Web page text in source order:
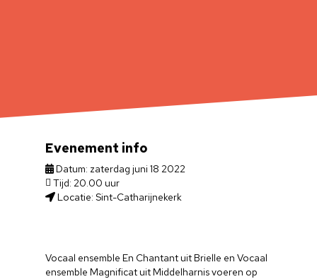
Vocaal ensemble En Chantant uit Brielle en Vocaal
ensemble Magnificat uit Middelharnis voeren op
Evenement info
Datum: zaterdag juni 18 2022
Tijd: 20.00 uur
Locatie: Sint-Catharijnekerk